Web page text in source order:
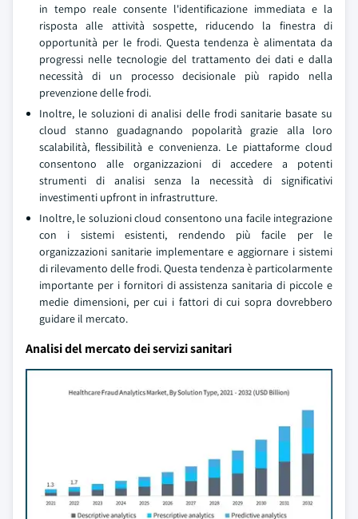
in tempo reale consente l'identificazione immediata e la
risposta alle attività sospette, riducendo la finestra di
opportunità per le frodi. Questa tendenza è alimentata da
progressi nelle tecnologie del trattamento dei dati e dalla
necessità di un processo decisionale più rapido nella
prevenzione delle frodi.
Inoltre, le soluzioni di analisi delle frodi sanitarie basate su
cloud stanno guadagnando popolarità grazie alla loro
scalabilità, flessibilità e convenienza. Le piattaforme cloud
consentono alle organizzazioni di accedere a potenti
strumenti di analisi senza la necessità di significativi
investimenti upfront in infrastrutture.
Inoltre, le soluzioni cloud consentono una facile integrazione
con i sistemi esistenti, rendendo più facile per le
organizzazioni sanitarie implementare e aggiornare i sistemi
di rilevamento delle frodi. Questa tendenza è particolarmente
importante per i fornitori di assistenza sanitaria di piccole e
medie dimensioni, per cui i fattori di cui sopra dovrebbero
guidare il mercato.
Analisi del mercato dei servizi sanitari